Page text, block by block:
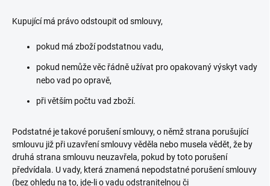
Kupující má právo odstoupit od smlouvy,
pokud má zboží podstatnou vadu,
pokud nemůže věc řádně užívat pro opakovaný výskyt vady
nebo vad po opravě,
při větším počtu vad zboží.
Podstatné je takové porušení smlouvy, o němž strana porušující
smlouvu již při uzavření smlouvy věděla nebo musela vědět, že by
druhá strana smlouvu neuzavřela, pokud by toto porušení
předvídala. U vady, která znamená nepodstatné porušení smlouvy
(bez ohledu na to, jde-li o vadu odstranitelnou či